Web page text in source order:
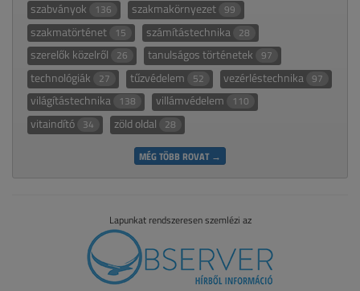
szabványok 136 szakmakörnyezet 99
szakmatörténet 15 számítástechnika 28
szerelők közelről 26 tanulságos történetek 97
technológiák 27 tűzvédelem 52 vezérléstechnika 97
világítástechnika 138 villámvédelem 110
vitaindító 34 zöld oldal 28
MÉG TÖBB ROVAT →
Lapunkat rendszeresen szemlézi az